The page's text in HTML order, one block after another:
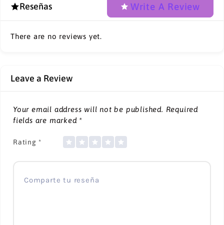
Reseñas Write A Review
There are no reviews yet.
Leave a Review
Your email address will not be published. Required
fields are marked *
Rating *